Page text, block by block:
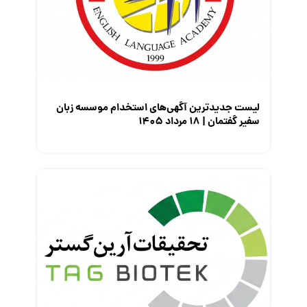
معرفی شرکت ها
معرفی متخصصان منابع انسانی
معرفی مشاغل
لیست جدیدترین آگهی‌های استخدام موسسه زبان
سفیر گفتمان | ۱۸ مرداد ۱۴۰۵